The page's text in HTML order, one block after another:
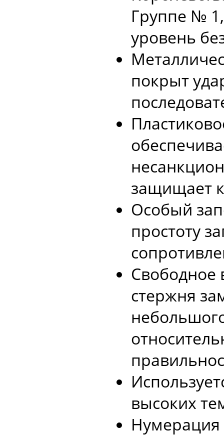
Группе №
уровень
покрыт
защищает
Особый
простоту
Свободное
стержня
высоких
Нумерация